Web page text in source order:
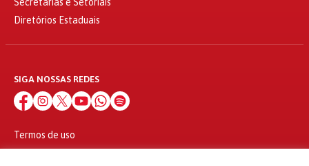
Diretórios Estaduais
SIGA NOSSAS REDES
Termos de uso